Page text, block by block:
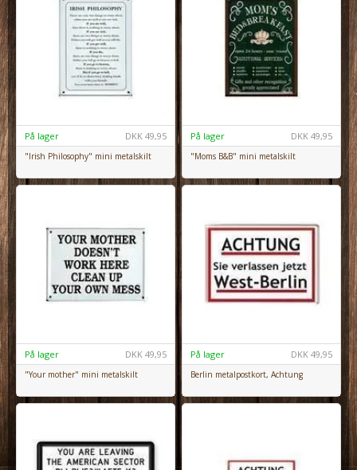
DKK 49,95
På lager
"Irish Philosophy" mini metalskilt
DKK 49,95
På lager
"Moms B&B" mini metalskilt
DKK 49,95
På lager
"Your mother" mini metalskilt
DKK 49,95
På lager
Berlin metalpostkort, Achtung